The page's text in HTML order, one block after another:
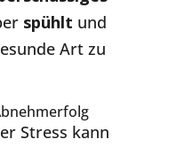
spühlt und
Art zu
Stress kann